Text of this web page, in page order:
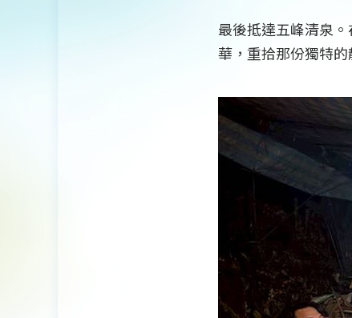
最後抵達五峰清泉
華，重拾那份獨特的